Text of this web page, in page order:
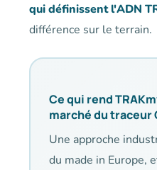
qui définissent l'ADN
différence sur le terrain.
Ce qui rend
marché du traceur
Une approche
du made in Europe,